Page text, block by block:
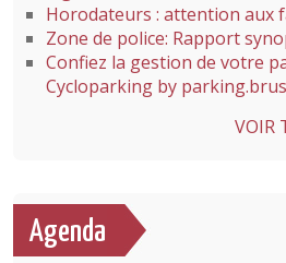
Horodateurs : attention aux
Zone de police: Rapport
Confiez la gestion de votre
Cycloparking by
VOIR
Agenda